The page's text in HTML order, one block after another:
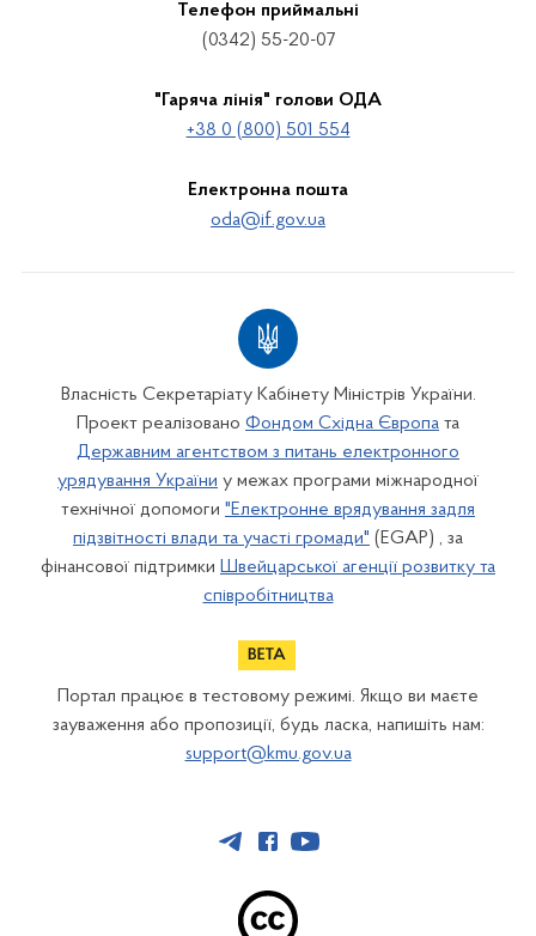
Телефон приймальні
(0342) 55-20-07
"Гаряча лінія" голови ОДА
+38 0 (800) 501 554
Електронна пошта
oda@if.gov.ua
Власність Секретаріату Кабінету Міністрів України.
Проект реалізовано Фондом Східна Європа та
Державним агентством з питань електронного
урядування України у межах програми міжнародної
технічної допомоги "Електронне врядування задля
підзвітності влади та участі громади" (EGAP) , за
фінансової підтримки Швейцарської агенції розвитку та
співробітництва
Портал працює в тестовому режимі. Якщо ви маєте
зауваження або пропозиції, будь ласка, напишіть нам:
support@kmu.gov.ua